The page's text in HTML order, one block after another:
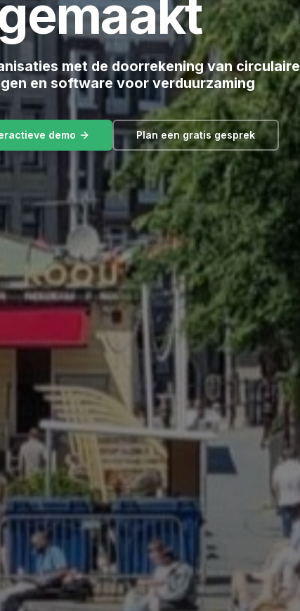
met de doorrekening van circulaire
en software voor verduurzaming
demo Plan een gratis gesprek